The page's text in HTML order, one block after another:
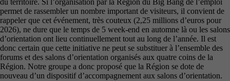
du territoire. Si l’organisation par la Région du Big Bang de l’emploi
permet de rassembler un nombre important de visiteurs, il convient de
rappeler que cet événement, très couteux (2,25 millions d’euros pour
2026), ne dure que le temps de 5 week-end en automne là ou les salons
d’orientation ont lieu continuellement tout au long de l’année. Il est
donc certain que cette initiative ne peut se substituer à l’ensemble des
forums et des salons d’orientation organisés aux quatre coins de la
Région. Notre groupe a donc proposé que la Région se dote de
nouveau d’un dispositif d’accompagnement aux salons d’orientation.